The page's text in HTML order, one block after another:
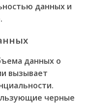
данных и
данных о
вызывает
черные